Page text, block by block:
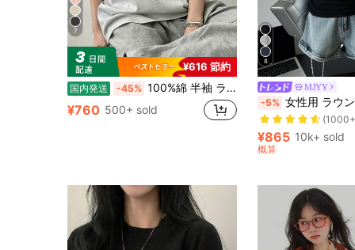
7
¥616 節約
国内発送 -45% 100%綿 半袖 ラウンドネック Tシャツ 夏服 レディース おもしろプリント ゆったり カジュアル トップス
¥760 500+ sold
8
MJYY
-5% 女性用 ラウンドネック フィッテッド 半袖Tシャツ、アメリ
売り切れ間近！
(1000+)
売り切れ間近！
(1000+)
売り切れ間近！
(1000+)
売り切れ間近！
¥865 10k+ sold
概算